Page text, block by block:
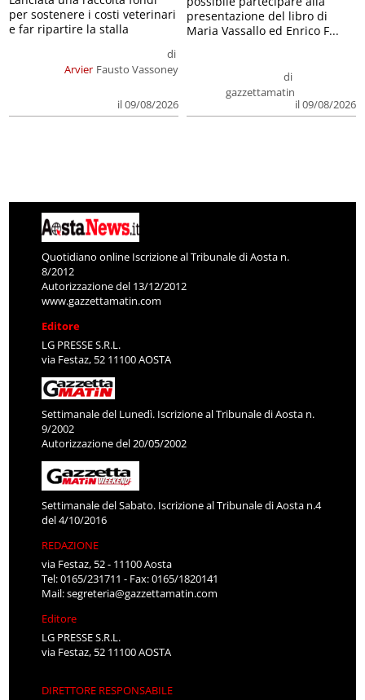
Arvier
di
Fausto Vassoney
il 09/08/2026
per sostenere i costi veterinari
e far ripartire la stalla
di
gazzettamatin
il 09/08/2026
presentazione del libro di
Maria Vassallo ed Enrico F...
Quotidiano online Iscrizione al Tribunale di Aosta n.
8/2012
Autorizzazione del 13/12/2012
www.gazzettamatin.com
Editore
LG PRESSE S.R.L.
via Festaz, 52 11100 AOSTA
Settimanale del Lunedì. Iscrizione al Tribunale di Aosta n.
9/2002
Autorizzazione del 20/05/2002
Settimanale del Sabato. Iscrizione al Tribunale di Aosta n.4
del 4/10/2016
REDAZIONE
via Festaz, 52 - 11100 Aosta
Tel: 0165/231711 - Fax: 0165/1820141
Mail:segreteria@gazzettamatin.com
Editore
LG PRESSE S.R.L.
via Festaz, 52 11100 AOSTA
DIRETTORE RESPONSABILE